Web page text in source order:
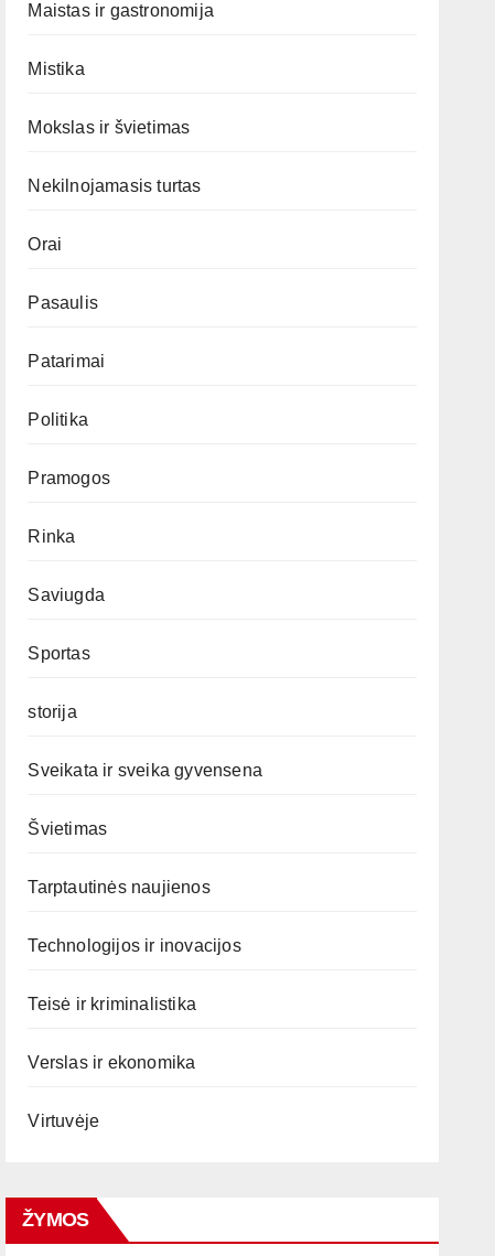
Maistas ir gastronomija
Mistika
Mokslas ir švietimas
Nekilnojamasis turtas
Orai
Pasaulis
Patarimai
Politika
Pramogos
Rinka
Saviugda
Sportas
storija
Sveikata ir sveika gyvensena
Švietimas
Tarptautinės naujienos
Technologijos ir inovacijos
Teisė ir kriminalistika
Verslas ir ekonomika
Virtuvėje
ŽYMOS